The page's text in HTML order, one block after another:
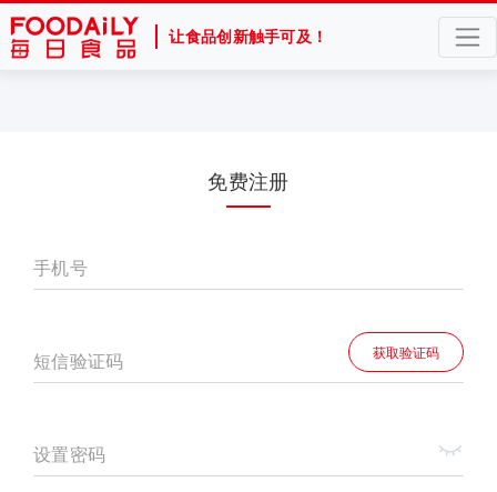
让食品创新触手可及！
免费注册
手机号
短信验证码 获取验证码
设置密码